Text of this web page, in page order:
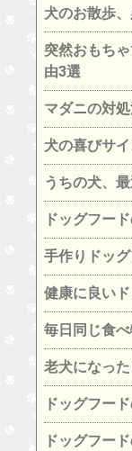
犬のお散歩
突然おもち
由3選
マダニの対
犬の喜びサ
うちの犬、
ドッグフー
手作りドッ
健康に良い
毎日同じ食
老犬になっ
ドッグフー
ドッグフー